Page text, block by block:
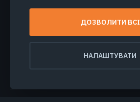
ДОЗВОЛИТИ ВСІ
НАЛАШТУВАТИ
ПРОДУКТИ ТА РІШЕННЯ